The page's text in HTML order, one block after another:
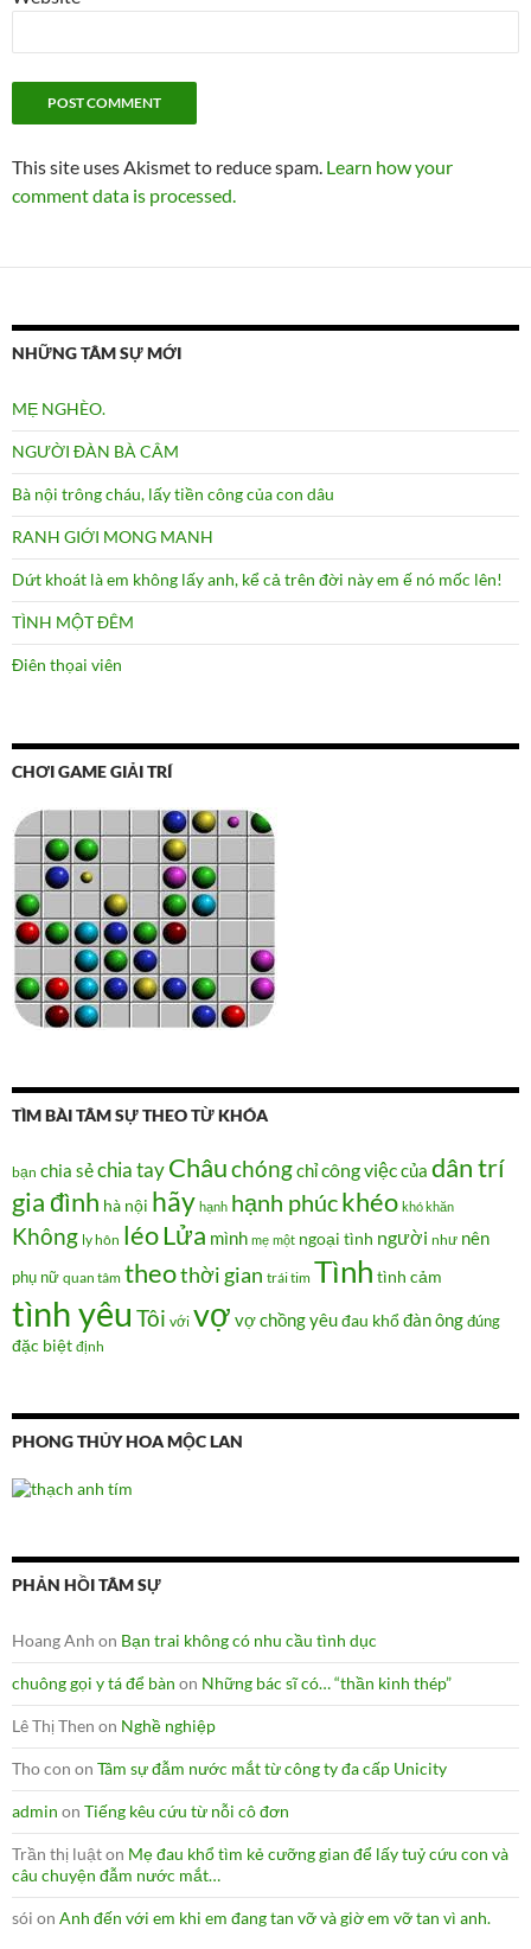
This site uses Akismet to reduce spam. Learn how your
comment data is processed.
NHỮNG TÂM SỰ MỚI
MẸ NGHÈO.
NGƯỜI ĐÀN BÀ CÂM
Bà nội trông cháu, lấy tiền công của con dâu
RANH GIỚI MONG MANH
Dứt khoát là em không lấy anh, kể cả trên đời này em ế nó mốc lên!
TÌNH MỘT ĐÊM
Điên thọai viên
CHƠI GAME GIẢI TRÍ
TÌM BÀI TÂM SỰ THEO TỪ KHÓA
bạn chia sẻchia tay Châuchóngchỉcông việccủa dân trí
gia đình hà nội hãy hạnh hạnh phúckhéo khó khăn
Không ly hôn léoLửa mình mẹ một ngoại tình người như nên
phụ nữ quan tâm theothời gian trái tim Tình tình cảm
tình yêu Tôi với vợ vợ chồngyêuđau khổđàn ôngđúng
đặc biệt định
PHONG THỦY HOA MỘC LAN
PHẢN HỒI TÂM SỰ
Hoang Anh on Bạn trai không có nhu cầu tình dục
chuông gọi y tá để bàn on Những bác sĩ có… “thần kinh thép”
Lê Thị Then on Nghề nghiệp
Tho con on Tâm sự đẫm nước mắt từ công ty đa cấp Unicity
admin on Tiếng kêu cứu từ nỗi cô đơn
Trần thị luậton Mẹ đau khổ tìm kẻ cưỡng gian để lấy tuỷ cứu con và
câu chuyện đẫm nước mắt…
sói on Anh đến với em khi em đang tan vỡ và giờ em vỡ tan vì anh.